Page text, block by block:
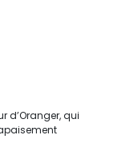
d’Oranger, qui